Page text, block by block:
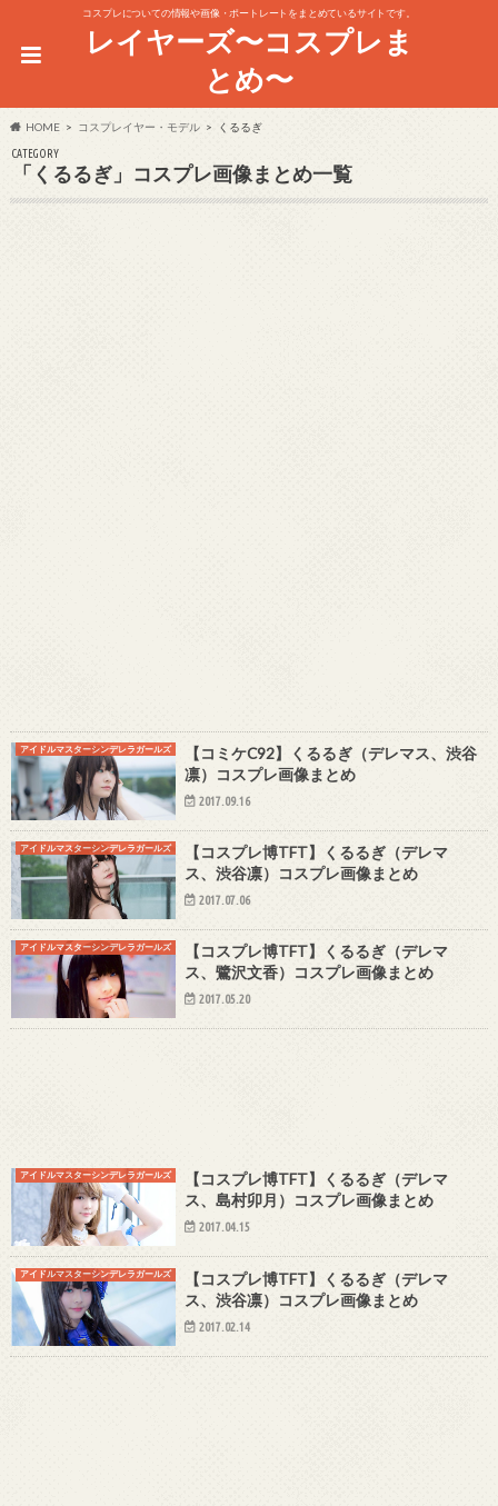
コスプレについての情報や画像・ポートレートをまとめているサイトです。
レイヤーズ〜コスプレま
とめ〜
HOME コスプレイヤー・モデル くるるぎ
CATEGORY
「くるるぎ」コスプレ画像まとめ一覧
アイドルマスターシンデレラガールズ
【コミケC92】くるるぎ（デレマス、渋谷
凛）コスプレ画像まとめ
2017.09.16
アイドルマスターシンデレラガールズ
【コスプレ博TFT】くるるぎ（デレマ
ス、渋谷凛）コスプレ画像まとめ
2017.07.06
アイドルマスターシンデレラガールズ
【コスプレ博TFT】くるるぎ（デレマ
ス、鷺沢文香）コスプレ画像まとめ
2017.05.20
アイドルマスターシンデレラガールズ
【コスプレ博TFT】くるるぎ（デレマ
ス、島村卯月）コスプレ画像まとめ
2017.04.15
アイドルマスターシンデレラガールズ
【コスプレ博TFT】くるるぎ（デレマ
ス、渋谷凛）コスプレ画像まとめ
2017.02.14